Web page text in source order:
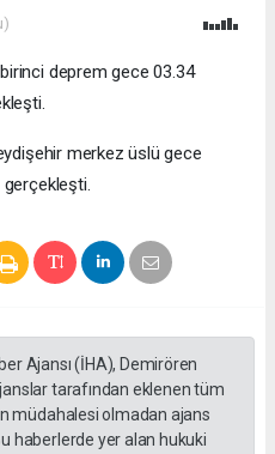
deprem gece 03.34
merkez üslü gece
gerçekleşti.
Ajansı (İHA), Demirören
tarafından eklenen tüm
müdahalesi olmadan ajans
haberlerde yer alan hukuki